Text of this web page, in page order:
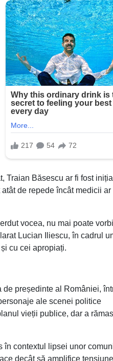
Traian Băsescu ar fi fost inițial
de repede încât medicii ar
vocea, nu mai poate
Lucian Iliescu, în cadrul
cu cei apropiați.
președinte al României,
ale scenei politice
vieții publice, dar a
în contextul lipsei unor
decât să amplifice